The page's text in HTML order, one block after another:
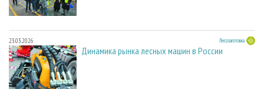
23.03.2026 Лесозаготовка
Динамика рынка лесных машин в России